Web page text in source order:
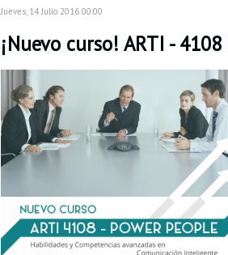
Jueves, 14 Julio 2016 00:00
¡Nuevo curso! ARTI -